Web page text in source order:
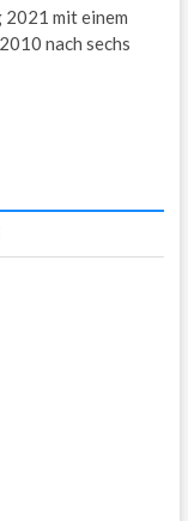
mit einem
nach sechs